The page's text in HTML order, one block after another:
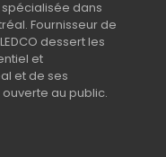
dans
Fournisseur de
dessert les
et
et de ses
au public.